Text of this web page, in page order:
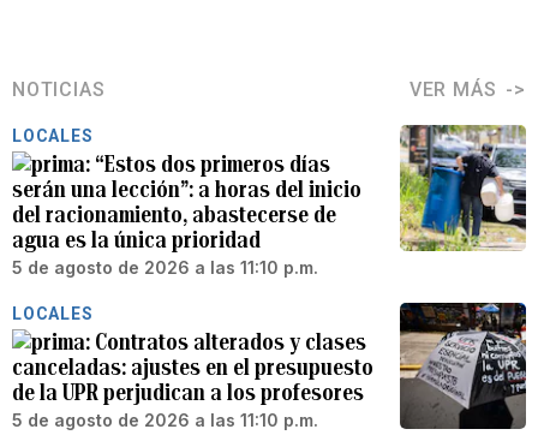
NOTICIAS VER MÁS
LOCALES
“Estos dos primeros días
serán una lección”: a horas del inicio
del racionamiento, abastecerse de
agua es la única prioridad
5 de agosto de 2026 a las 11:10 p.m.
LOCALES
Contratos alterados y clases
canceladas: ajustes en el presupuesto
de la UPR perjudican a los profesores
5 de agosto de 2026 a las 11:10 p.m.